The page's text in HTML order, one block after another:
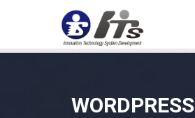
WORDPRESS